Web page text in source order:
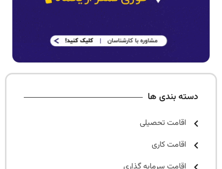
دسته بندی ها
اقامت تحصیلی
اقامت کاری